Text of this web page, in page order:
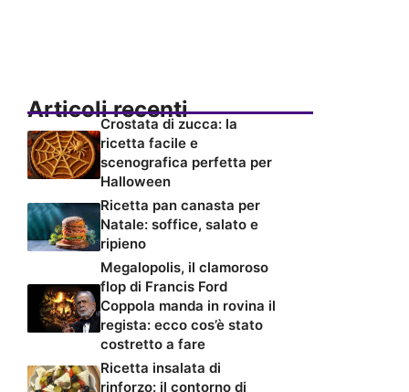
Articoli recenti
Crostata di zucca: la
ricetta facile e
scenografica perfetta per
Halloween
Ricetta pan canasta per
Natale: soffice, salato e
ripieno
Megalopolis, il clamoroso
flop di Francis Ford
Coppola manda in rovina il
regista: ecco cos’è stato
costretto a fare
Ricetta insalata di
rinforzo: il contorno di